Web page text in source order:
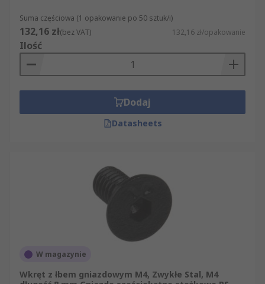
Suma częściowa (1 opakowanie po 50 sztuk/i)
132,16 zł(bez VAT) 132,16 zł/opakowanie
Ilość
Dodaj
Datasheets
W magazynie
Wkręt z łbem gniazdowym M4, Zwykłe Stal, M4